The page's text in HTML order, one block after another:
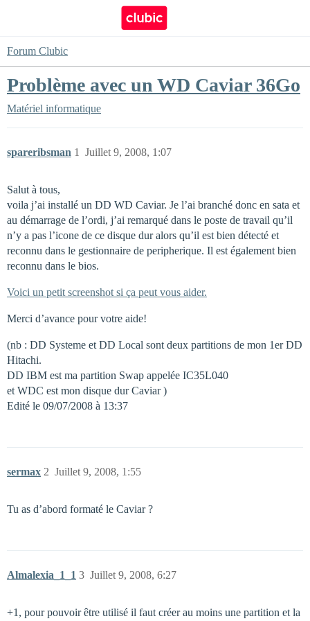
Forum Clubic
Problème avec un WD Caviar 36Go
Matériel informatique
spareribsman Juillet 9, 2008, 1:07
1
Salut à tous,
voila j’ai installé un DD WD Caviar. Je l’ai branché donc en sata et
au démarrage de l’ordi, j’ai remarqué dans le poste de travail qu’il
n’y a pas l’icone de ce disque dur alors qu’il est bien détecté et
reconnu dans le gestionnaire de peripherique. Il est également bien
reconnu dans le bios.
Voici un petit screenshot si ça peut vous aider.
Merci d’avance pour votre aide!
(nb : DD Systeme et DD Local sont deux partitions de mon 1er DD
Hitachi.
DD IBM est ma partition Swap appelée IC35L040
et WDC est mon disque dur Caviar )
Edité le 09/07/2008 à 13:37
sermax Juillet 9, 2008, 1:55
2
Tu as d’abord formaté le Caviar ?
Almalexia_1_1 Juillet 9, 2008, 6:27
3
+1, pour pouvoir être utilisé il faut créer au moins une partition et la